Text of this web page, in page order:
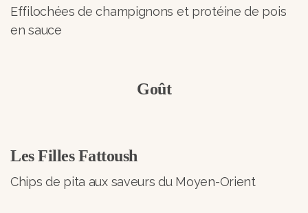
Effilochées de champignons et protéine de pois
en sauce
Goût
Les Filles Fattoush
Chips de pita aux saveurs du Moyen-Orient